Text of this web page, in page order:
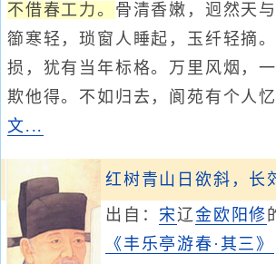
不借春工力。 骨清香嫩，迥然天
篽寒轻，琐窗人睡起，玉纤轻摘
损，犹有当年标格。万里风烟，
欺他得。不如归去，阆苑有个人忆
文...
红树青山日欲斜，长
出自：宋辽金 欧阳修
《丰乐亭游春·其三》